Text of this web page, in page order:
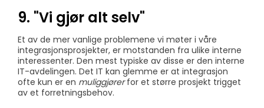
9. "Vi gjør alt selv"
Et av de mer vanlige problemene vi møter i våre
integrasjonsprosjekter, er motstanden fra ulike interne
interessenter. Den mest typiske av disse er den interne
IT-avdelingen. Det IT kan glemme er at integrasjon
ofte kun er en muliggjørerfor et større prosjekt trigget
av et forretningsbehov.